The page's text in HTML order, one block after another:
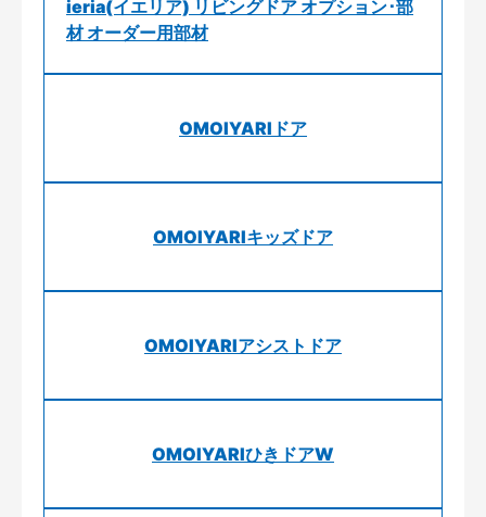
ieria(イエリア) リビングドア オプション･部
材 オーダー用部材
OMOIYARIドア
OMOIYARIキッズドア
OMOIYARIアシストドア
OMOIYARIひきドアW